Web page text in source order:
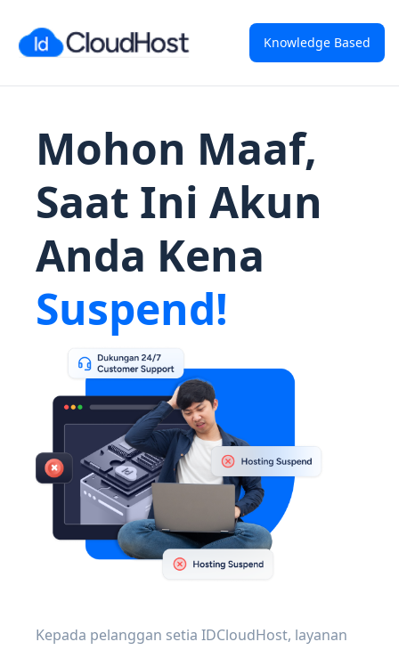
Knowledge Based
Mohon Maaf,
Saat Ini Akun
Anda Kena
Suspend!
Kepada pelanggan setia IDCloudHost, layanan